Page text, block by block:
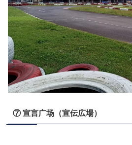
⑦ 宣言广场（宣伝広場）